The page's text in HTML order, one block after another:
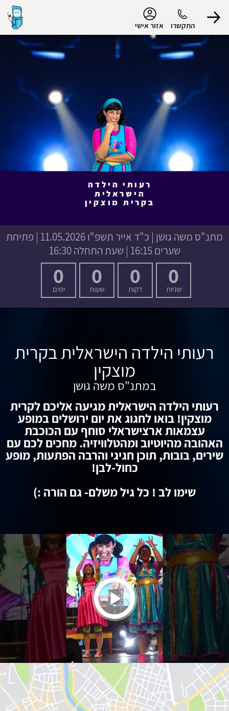
התקשרו אזור אישי
התנתק
רעותי הילדה
הישראלית
בקרית מוצקין
מתנ"ס משה גושן | כ"ד אייר תשפ"ו
11.05.2026 | פתיחת
שערים 16:15 | שעת התחלה 16:30
0
שניות
0
דקות
0
שעות
0
ימים
רעותי הילדה הישראלית בקרית
מוצקין
במתנ"ס משה גושן
רעותי הילדה הישראלית מגיעה אליכם לקרית
מוצקין! בואו לחגוג את יום ירושלים במופע
עצמאות ארצישראלי סוחף עם הכוכבת
האהובה מהיוטיוב ומהטלוויזיה. מחכים לכם עם
שירים, בובות, תוכן חגיגי והרבה הפתעות, מופע
כחול-לבן!
שימו לב ! כל גיל משלם- גם הורה :)